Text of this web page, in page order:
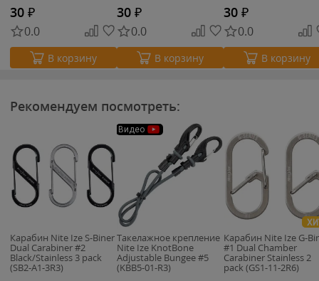
30 ₽
0.0
В корзину
30 ₽
0.0
В корзину
30 ₽
0.0
В корзину
Рекомендуем посмотреть:
Карабин Nite Ize S-Biner
Dual Carabiner #2
Black/Stainless 3 pack
(SB2-A1-3R3)
Видео
Такелажное крепление
Nite Ize KnotBone
Adjustable Bungee #5
(KBB5-01-R3)
Карабин Nite Ize G-
#1 Dual Chamber
Carabiner Stainless 2
pack (GS1-11-2R6)